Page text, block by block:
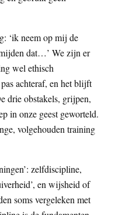
‘ik neem op mij de
dat…’ We zijn er
wel ethisch
achteraf, en het blijft
drie obstakels, grijpen,
in onze geest geworteld.
volgehouden training
zelfdiscipline,
en wijsheid of
soms vergeleken met